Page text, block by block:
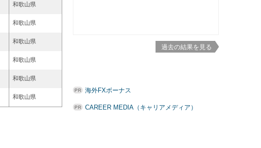
和歌山県
和歌山県
和歌山県
和歌山県
和歌山県
和歌山県
過去の結果を見る
海外FXボーナス
CAREER MEDIA（キャリアメディア）